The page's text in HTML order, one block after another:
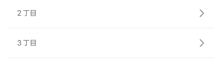
２丁目
３丁目